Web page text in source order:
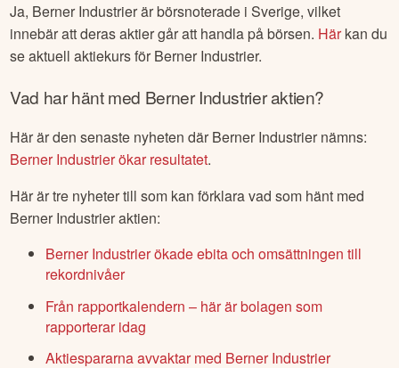
Ja, Berner Industrierär börsnoterade i Sverige, vilket
innebär att deras aktier går att handla på börsen. Härkan du
se aktuell aktiekurs för Berner Industrier.
Vad har hänt med Berner Industrieraktien?
Här är den senaste nyheten där Berner Industrier nämns:
Berner Industrier ökar resultatet.
Här är tre nyheter till som kan förklara vad som hänt med
Berner Industrieraktien:
Berner Industrier ökade ebita och omsättningen till
rekordnivåer
Från rapportkalendern – här är bolagen som
rapporterar idag
Aktiespararna avvaktar med Berner Industrier